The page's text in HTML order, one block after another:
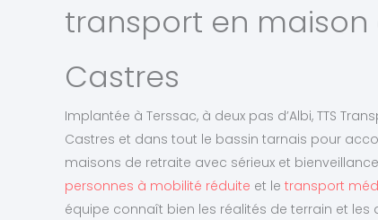
transport en
Castres
Implantée à Terssac, à deux pas d’Albi, TTS
Castres et dans tout le bassin tarnais pour
maisons de retraite avec sérieux et
personnes à mobilité réduite et le transport
équipe connaît bien les réalités de terrain et